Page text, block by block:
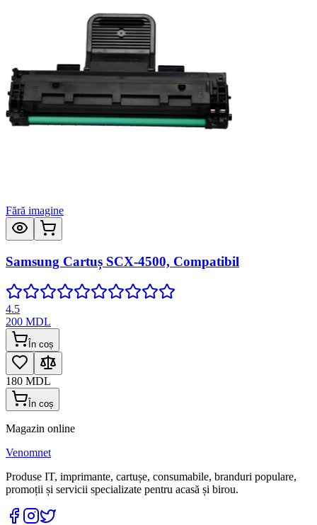
Fără imagine
Samsung Cartuș SCX-4500, Compatibil
4.5
200 MDL
În coș
180 MDL
În coș
Magazin online
Venomnet
Produse IT, imprimante, cartușe, consumabile, branduri populare,
promoții și servicii specializate pentru acasă și birou.